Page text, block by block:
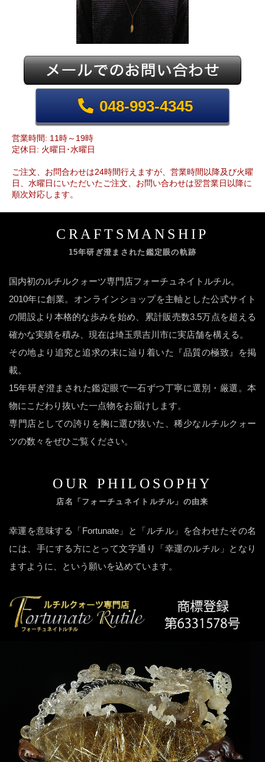
048-993-4345
営業時間: 11時～19時
定休日: 火曜日･水曜日
ご注文、お問合わせは24時間行えますが、営業時間以降及び火曜
日、水曜日にいただいたご注文、お問い合わせは翌営業日以降に
順次対応します。
CRAFTSMANSHIP
15年研ぎ澄まされた鑑定眼の軌跡
国内初のルチルクォーツ専門店フォーチュネイトルチル。
2010年に創業。オンラインショップを主軸とした公式サイト
の開設より本格的な歩みを始め、累計販売数3.5万点を超える
確かな実績を積み、現在は埼玉県吉川市に実店舗を構える。
その地より追究と追求の末に辿り着いた『品質の極致』を掲
載。
15年研ぎ澄まされた鑑定眼で一石ずつ丁寧に選別・厳選。本
物にこだわり抜いた一点物をお届けします。
専門店としての誇りを胸に選び抜いた、稀少なルチルクォー
ツの数々をぜひご覧ください。
OUR PHILOSOPHY
店名「フォーチュネイトルチル」の由来
幸運を意味する「Fortunate」と「ルチル」を合わせたその名
には、手にする方にとって文字通り「幸運のルチル」となり
ますように、という願いを込めています。